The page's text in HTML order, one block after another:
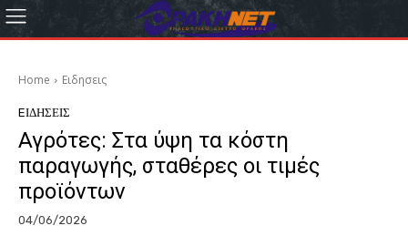
Home Eιδησεις
EΙΔΗΣΕΙΣ
Αγρότες: Στα ύψη τα κόστη
παραγωγής, σταθέρες οι τιμές
προϊόντων
04/06/2026